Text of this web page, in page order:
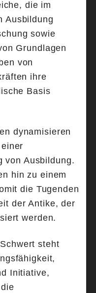
die im
Ausbildung
sowie
Grundlagen
von
ihre
Basis
dynamisieren
von Ausbildung.
hin zu einem
die Tugenden
der Antike, der
werden.
steht
Initiative,